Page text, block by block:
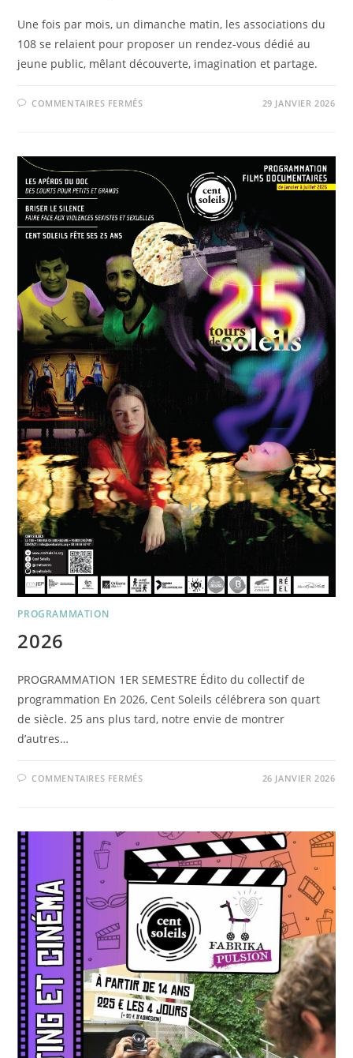
Une fois par mois, un dimanche matin, les associations du
108 se relaient pour proposer un rendez-vous dédié au
jeune public, mêlant découverte, imagination et partage.
COMMENTAIRES FERMÉSSUR
DE
À
108
MOIS,
DIFFUSION
SONORE
29 JANVIER 2026
PROGRAMMATION
2026
PROGRAMMATION 1ER SEMESTRE Édito du collectif de
programmation En 2026, Cent Soleils célébrera son quart
de siècle. 25 ans plus tard, notre envie de montrer
d’autres…
COMMENTAIRES FERMÉSSUR 26 JANVIER 2026